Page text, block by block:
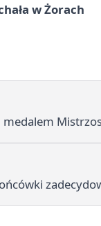
w Żorach